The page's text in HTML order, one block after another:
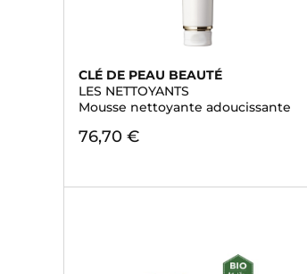
CLÉ DE PEAU BEAUTÉ
LES NETTOYANTS
Mousse nettoyante adoucissante
76,70 €